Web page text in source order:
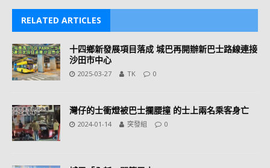
RELATED ARTICLES
十四鄉新發展項目落成 城巴再開辦新巴士路線連接
沙田市中心
2025-03-27 TK 0
灣仔的士衝燈被巴士攔腰撞 的士上兩名乘客身亡
2024-01-14 突發組 0